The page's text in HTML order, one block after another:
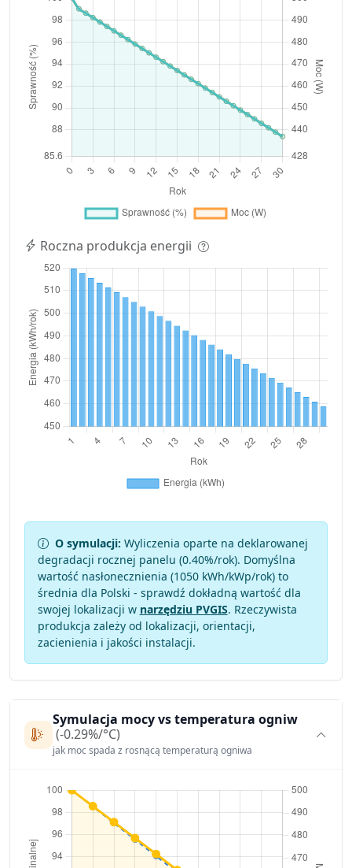
Roczna produkcja energii
O symulacji: Wyliczenia oparte na deklarowanej
degradacji rocznej panelu (0.40%/rok). Domyślna
wartość nasłonecznienia (1050 kWh/kWp/rok) to
średnia dla Polski - sprawdź dokładną wartość dla
swojej lokalizacji w narzędziu PVGIS. Rzeczywista
produkcja zależy od lokalizacji, orientacji,
zacienienia i jakości instalacji.
Symulacja mocy vs temperatura ogniw
(-0.29%/°C)
jak moc spada z rosnącą temperaturą ogniwa